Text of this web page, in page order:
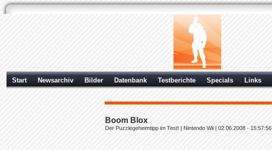
Start Newsarchiv Bilder Datenbank Testberichte Specials Links
Boom Blox
Der Puzzlegeheimtipp im Test! | Nintendo Wii | 02.06.2008 - 15:57:56